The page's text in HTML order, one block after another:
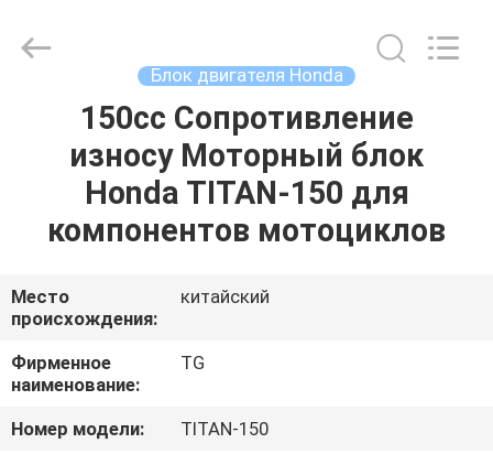
ПРОДУКТЫ
НАС
ПУТЕШЕСТВИЕ
ФАБРИКИ
Rights
Блок двигателя Honda
150cc Сопротивление
износу Моторный блок
Honda TITAN-150 для
компонентов мотоциклов
Место
происхождения:
китайский
Фирменное
наименование:
TG
Номер модели:
TITAN-150